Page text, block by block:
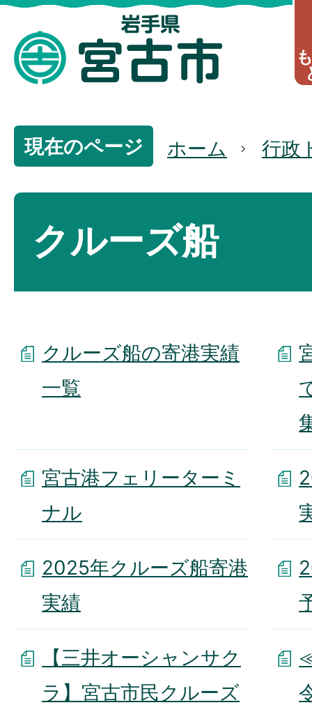
現在のページ ホーム 行政
クルーズ船
クルーズ船の寄港実績
一覧
宮古港フェリーターミ
ナル
2025年クルーズ船寄港
実績
【三井オーシャンサク
ラ】宮古市民クルーズ